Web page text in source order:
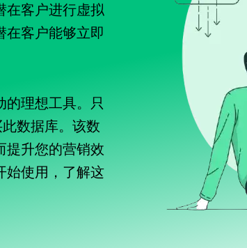
在客户进行虚拟
在客户能够立即
的理想工具。只
数据库。该数
提升您的营销效
始使用，了解这